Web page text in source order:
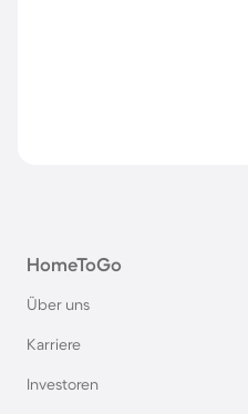
HomeToGo
Über uns
Karriere
Investoren